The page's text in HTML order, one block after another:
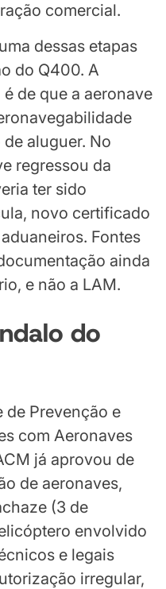
comercial.
dessas etapas
do Q400. A
de que a aeronave
aluguer. No
regressou da
ter sido
novo certificado
Fontes
ainda
e não a LAM.
do
de Prevenção e
com Aeronaves
já aprovou de
de aeronaves,
(3 de
envolvido
e legais
irregular,